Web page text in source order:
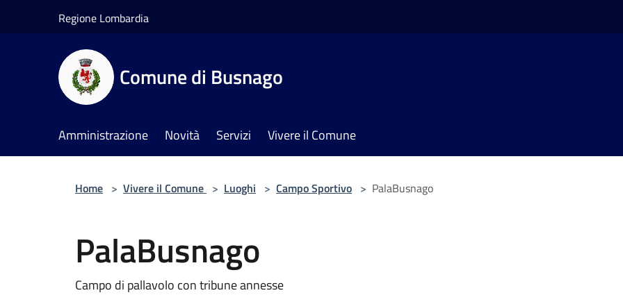
Regione Lombardia
Comune di Busnago
Amministrazione Novità Servizi Vivere il Comune
Home > Vivere il Comune > Luoghi > Campo Sportivo > PalaBusnago
PalaBusnago
Campo di pallavolo con tribune annesse